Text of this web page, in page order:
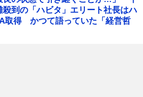
殺到の「ハビタ」エリート社長はハ
取得 かつて語っていた「経営哲